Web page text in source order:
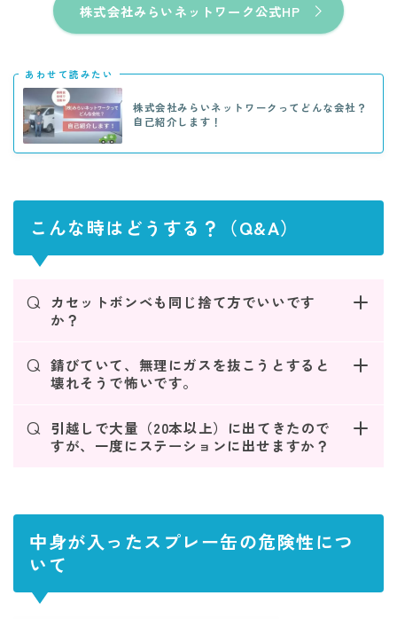
株式会社みらいネットワーク公式HP
あわせて読みたい
株式会社みらいネットワークってどんな会社？
自己紹介します！
こんな時はどうする？（Q&A）
Q カセットボンベも同じ捨て方でいいです
か？
Q 錆びていて、無理にガスを抜こうとすると
壊れそうで怖いです。
Q 引越しで大量（20本以上）に出てきたので
すが、一度にステーションに出せますか？
中身が入ったスプレー缶の危険性につ
いて